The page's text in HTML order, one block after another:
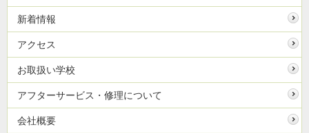
新着情報
アクセス
お取扱い学校
アフターサービス・修理について
会社概要